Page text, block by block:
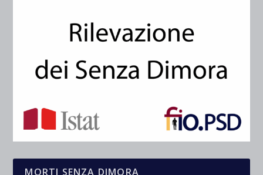
MORTI SENZA DIMORA